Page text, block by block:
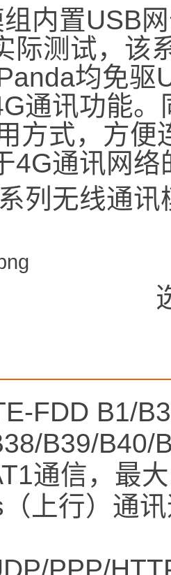
内置USB
际测试，该
均免驱
通讯功能
方式，方便
4G通讯网络
列无线通
FDD B1/
B39/B40/
通信，最
上行）通